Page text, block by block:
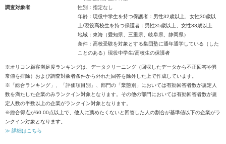
調査対象者
性別：指定なし
年齢：現役中学生を持つ保護者：男性32歳以上、女性30歳以
上/現役高校生を持つ保護者：男性35歳以上、女性33歳以上
地域：東海（愛知県、三重県、岐阜県、静岡県）
条件：高校受験を対象とする集団塾に通年通学している（した
ことのある）現役中学生/高校生の保護者
※オリコン顧客満足度ランキングは、データクリーニング（回収したデータから不正回答や異
常値を排除）および調査対象者条件から外れた回答を除外した上で作成しています。
※「総合ランキング」、「評価項目別」、部門の「業態別」においては有効回答者数が規定人
数を満たした企業のみランクイン対象となります。その他の部門においては有効回答者数が規
定人数の半数以上の企業がランクイン対象となります。
※総合得点が60.00点以上で、他人に薦めたくないと回答した人の割合が基準値以下の企業がラ
ンクイン対象となります。
≫ 詳細はこちら